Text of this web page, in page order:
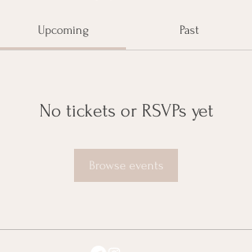
Upcoming Past
No tickets or RSVPs yet
Browse events